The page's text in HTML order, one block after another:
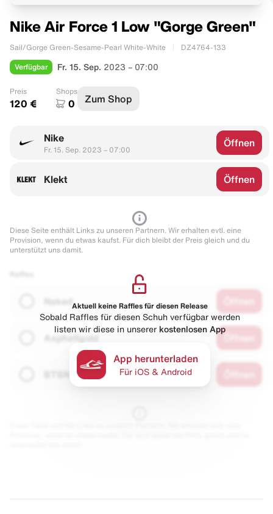
Nike Air Force 1 Low "Gorge Green"
Sail/Gorge Green-Sesame-Pearl White-White DZ4764-133
Verfügbar Fr. 15. Sep. 2023 – 07:00
Preis
120 €
Shops
0 Zum Shop
Nike
Fr. 15. Sep. 2023 – 07:00
Öffnen
Klekt Öffnen
Diese Seite enthält Links zu unseren Partnern. Wir erhalten evtl. eine
Provision, wenn du etwas kaufst. Für dich bleibt der Preis gleich und du
unterstützt uns damit.
Naked
Asphaltgold
Aktuell keine Raffles für diesen Release
Sobald Raffles für diesen Schuh verfügbar werden
listen wir diese in unserer kostenlosen App
App herunterladen
Für iOS & Android